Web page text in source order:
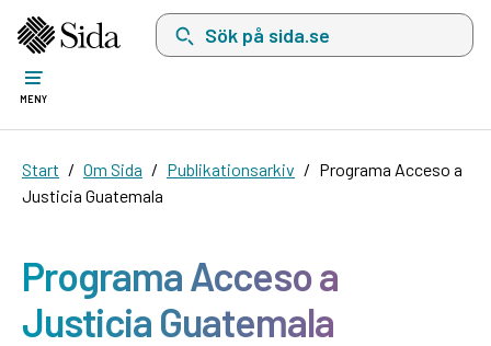
Sök på sida.se, sökförslag kommer att visas
MENY
Start Om Sida Publikationsarkiv
Programa Acceso a
Justicia Guatemala
Programa Acceso a
Justicia Guatemala